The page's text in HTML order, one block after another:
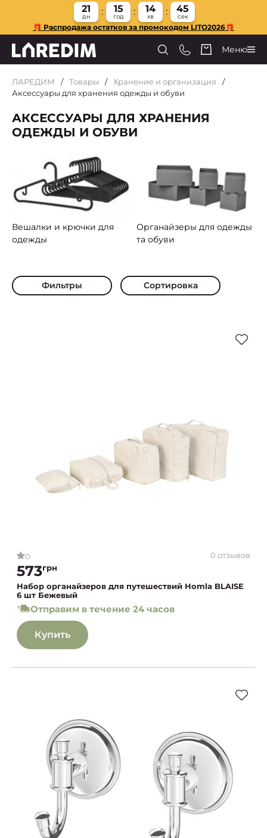
21
дн
15
год
14
хв
43
сек
🎁 Распродажа остатков за промокодом LITO2026🎁
Меню
ЛАРЕДИМ Товары
Хранение и организация
Аксессуары для хранения одежды и обуви
АКСЕССУАРЫ ДЛЯ ХРАНЕНИЯ
ОДЕЖДЫ И ОБУВИ
Вешалки и крючки для
одежды
Органайзеры для одежды
та обуви
Фильтры Сортировка
0 0 отзывов
573грн
Набор органайзеров для путешествий Homla BLAISE
6 шт Бежевый
Отправим в течение 24 часов
Купить